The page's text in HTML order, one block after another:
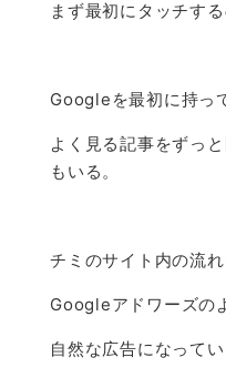
まず最初にタッチす
Googleを最初に持っ
よく見る記事をずっ
もいる。
チミのサイト内の流
Googleアドワーズの
自然な広告になって